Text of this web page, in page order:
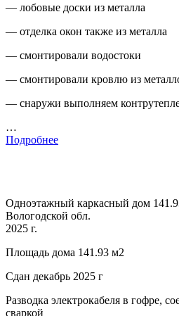
— лобовые доски из металла
— отделка окон также из металла
— смонтировали водостоки
— смонтировали кровлю из
— снаружи выполняем
…
Подробнее
Одноэтажный каркасный дом
Вологодской обл.
2025 г.
Площадь дома 141.93 м2
Сдан декабрь 2025 г
Разводка электрокабеля в гофре,
сваркой